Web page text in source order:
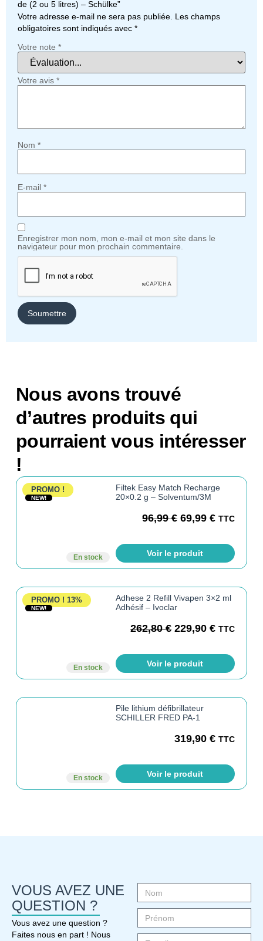
de (2 ou 5 litres) – Schülke”
Votre adresse e-mail ne sera pas publiée. Les champs
obligatoires sont indiqués avec *
Votre note *
Votre avis *
Nom *
E-mail *
Enregistrer mon nom, mon e-mail et mon site dans le
navigateur pour mon prochain commentaire.
Nous avons trouvé
d’autres produits qui
pourraient vous intéresser
!
PROMO !
NEW!
En stock
Filtek Easy Match Recharge
20×0.2 g – Solventum/3M
96,99€ 69,99€ TTC
Voir le produit
PROMO ! 13%
NEW!
En stock
Adhese 2 Refill Vivapen 3×2 ml
Adhésif – Ivoclar
262,80€ 229,90€ TTC
Voir le produit
En stock
Pile lithium défibrillateur
SCHILLER FRED PA-1
319,90€ TTC
Voir le produit
VOUS AVEZ UNE
QUESTION ?
Vous avez une question ?
Faites nous en part ! Nous